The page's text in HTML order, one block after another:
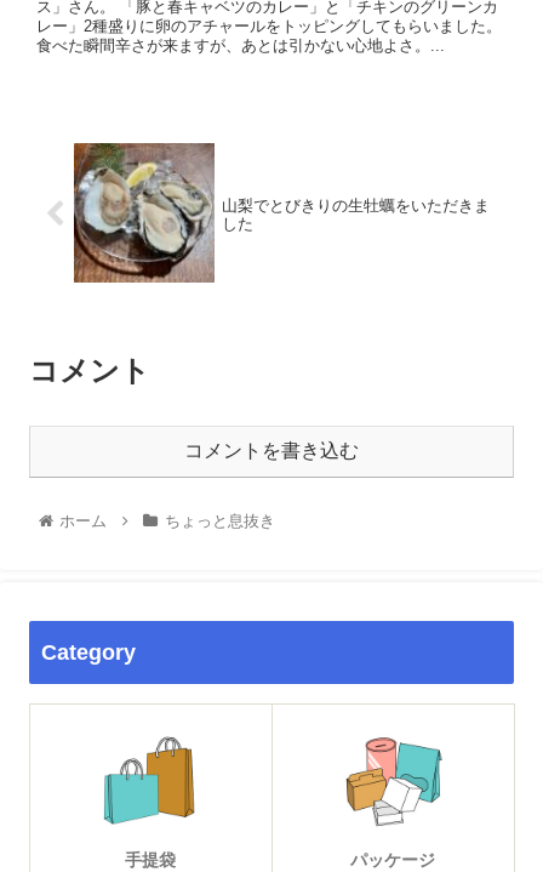
ス」さん。 「豚と春キャベツのカレー」と「チキンのグリーンカ
レー」2種盛りに卵のアチャールをトッピングしてもらいました。
食べた瞬間辛さが来ますが、あとは引かない心地よさ。...
山梨でとびきりの生牡蠣をいただきま
した
コメント
コメントを書き込む
ホーム ちょっと息抜き
Category
手提袋 パッケージ